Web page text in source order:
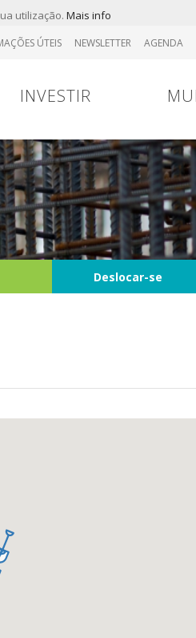
utilização. Mais info
ÚTEIS NEWSLETTER AGENDA
INVESTIR
Deslocar-se